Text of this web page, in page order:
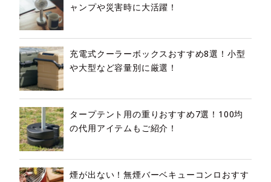
ャンプや災害時に大活躍！
充電式クーラーボックスおすすめ8選！小型
や大型など容量別に厳選！
タープテント用の重りおすすめ7選！100均
の代用アイテムもご紹介！
煙が出ない！無煙バーベキューコンロおすす